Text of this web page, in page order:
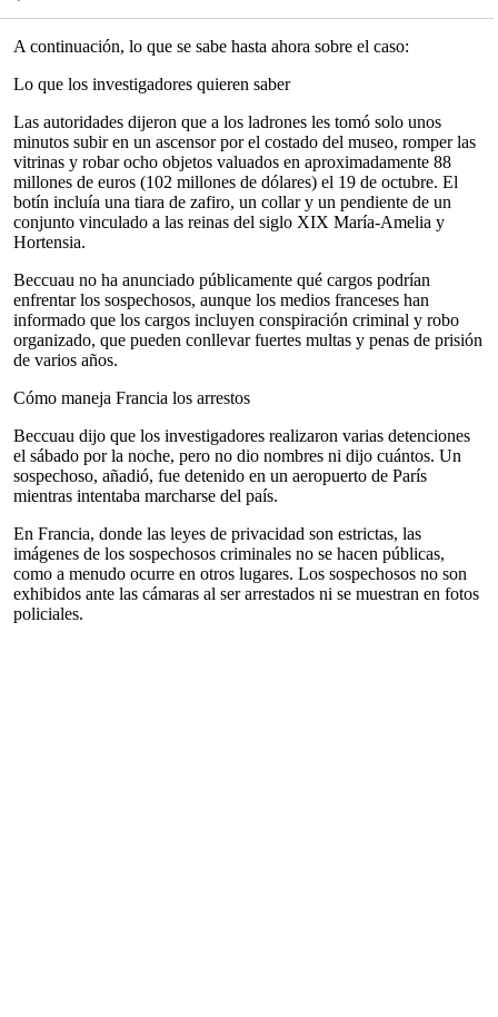
A continuación, lo que se sabe hasta ahora sobre el caso:
Lo que los investigadores quieren saber
Las autoridades dijeron que a los ladrones les tomó solo unos
minutos subir en un ascensor por el costado del museo, romper las
vitrinas y robar ocho objetos valuados en aproximadamente 88
millones de euros (102 millones de dólares) el 19 de octubre. El
botín incluía una tiara de zafiro, un collar y un pendiente de un
conjunto vinculado a las reinas del siglo XIX María-Amelia y
Hortensia.
Beccuau no ha anunciado públicamente qué cargos podrían
enfrentar los sospechosos, aunque los medios franceses han
informado que los cargos incluyen conspiración criminal y robo
organizado, que pueden conllevar fuertes multas y penas de prisión
de varios años.
Cómo maneja Francia los arrestos
Beccuau dijo que los investigadores realizaron varias detenciones
el sábado por la noche, pero no dio nombres ni dijo cuántos. Un
sospechoso, añadió, fue detenido en un aeropuerto de París
mientras intentaba marcharse del país.
En Francia, donde las leyes de privacidad son estrictas, las
imágenes de los sospechosos criminales no se hacen públicas,
como a menudo ocurre en otros lugares. Los sospechosos no son
exhibidos ante las cámaras al ser arrestados ni se muestran en fotos
policiales.